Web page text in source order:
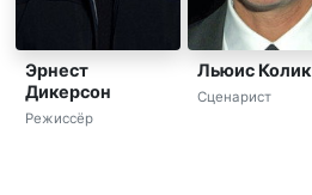
Эрнест
Дикерсон
Режиссёр
Льюис Колик
Сценарист